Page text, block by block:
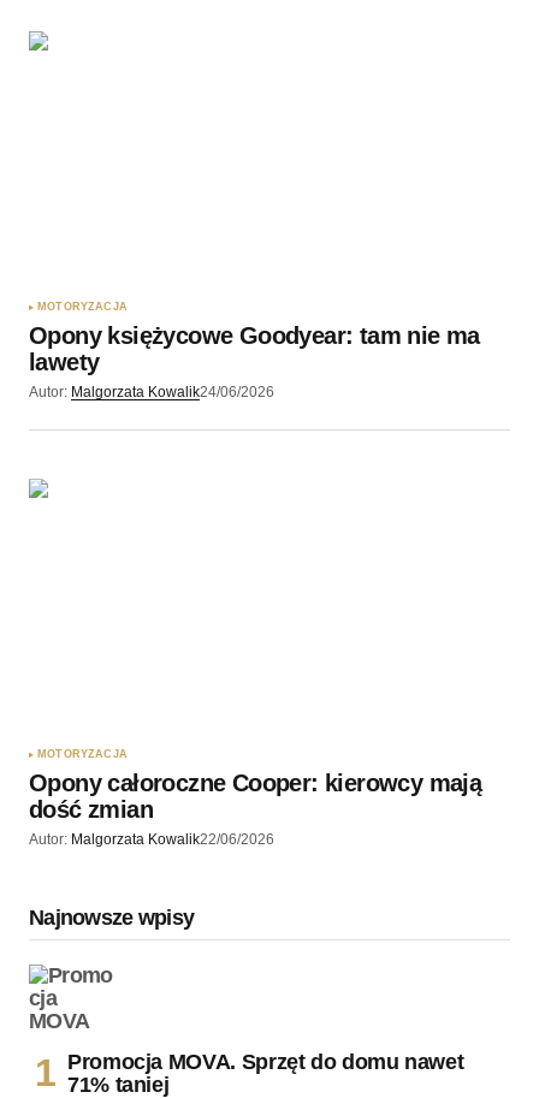
MOTORYZACJA
Opony księżycowe Goodyear: tam nie ma
lawety
Autor: Malgorzata Kowalik24/06/2026
MOTORYZACJA
Opony całoroczne Cooper: kierowcy mają
dość zmian
Autor: Malgorzata Kowalik22/06/2026
Najnowsze wpisy
Promocja MOVA. Sprzęt do domu nawet
71% taniej